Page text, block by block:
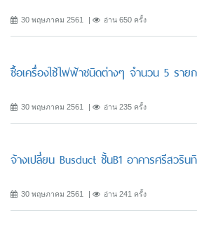
30 พฤษภาคม 2561 อ่าน 650 ครั้ง
ซื้อเครื่องใช้ไฟฟ้าชนิดต่างๆ จำนวน 5 ราย
30 พฤษภาคม 2561 อ่าน 235 ครั้ง
จ้างเปลี่ยน Busduct ชั้นB1 อาคารศรีสวริ
30 พฤษภาคม 2561 อ่าน 241 ครั้ง